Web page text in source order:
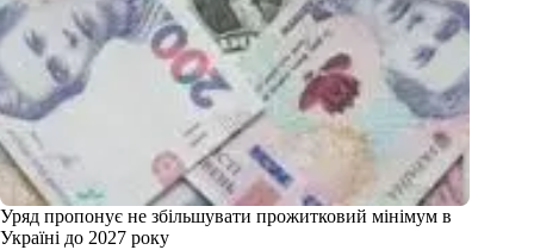
Уряд пропонує не збільшувати прожитковий мінімум в
Україні до 2027 року